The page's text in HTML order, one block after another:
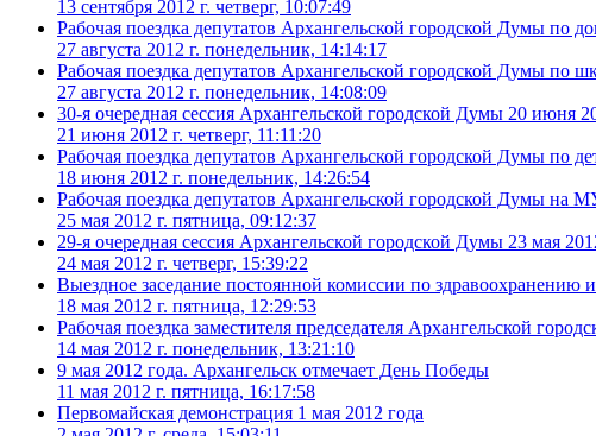
13 сентября 2012 г. четверг, 10:07:49
Рабочая поездка депутатов Архангельской городской Думы по
27 августа 2012 г. понедельник, 14:14:17
Рабочая поездка депутатов Архангельской городской Думы по
27 августа 2012 г. понедельник, 14:08:09
30-я очередная сессия Архангельской городской Думы 20 июня
21 июня 2012 г. четверг, 11:11:20
Рабочая поездка депутатов Архангельской городской Думы по
18 июня 2012 г. понедельник, 14:26:54
Рабочая поездка депутатов Архангельской городской
25 мая 2012 г. пятница, 09:12:37
29-я очередная сессия Архангельской городской Думы 23 мая
24 мая 2012 г. четверг, 15:39:22
Выездное заседание постоянной комиссии по
18 мая 2012 г. пятница, 12:29:53
Рабочая поездка заместителя председателя Архангельской
14 мая 2012 г. понедельник, 13:21:10
9 мая 2012 года. Архангельск отмечает День Победы
11 мая 2012 г. пятница, 16:17:58
Первомайская демонстрация 1 мая 2012 года